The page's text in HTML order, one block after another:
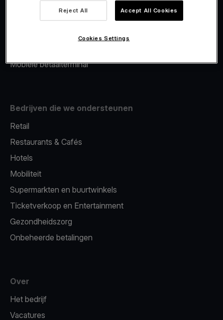
Merchant Advance
Mobiele betaalterminal
Bedrijven die we ondersteunen
Retail
Restaurants & Cafés
Hotels
Mobiliteit
Supermarkten en buurtwinkels
Ticketverkoop en Entertainment
Gezondheidszorg
Onbeheerde betalingen
Over
Het bedrijf
Vacatures
Reject All Accept All Cookies
Cookies Settings